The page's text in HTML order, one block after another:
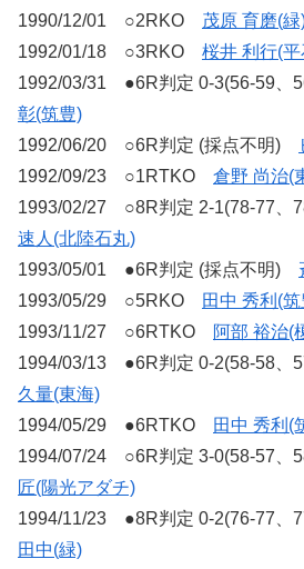
1990/12/01 ○2RKO 茂原 育磨(緑
1992/01/18 ○3RKO 桜井 利行(平
1992/03/31 ●6R判定 0-3(56-59、
彰(筑豊)
1992/06/20 ○6R判定 (採点不明)
1992/09/23 ○1RTKO 倉野 尚治(
1993/02/27 ○8R判定 2-1(78-77、
速人(北陸石丸)
1993/05/01 ●6R判定 (採点不明)
1993/05/29 ○5RKO
田中 秀利(
1993/11/27 ○6RTKO
阿部 裕治(
1994/03/13 ●6R判定 0-2(58-58、
久量(東海)
1994/05/29 ●6RTKO
田中 秀利(
1994/07/24 ○6R判定 3-0(58-57、
匠(陽光アダチ)
1994/11/23 ●8R判定 0-2(76-77、
田中(緑)